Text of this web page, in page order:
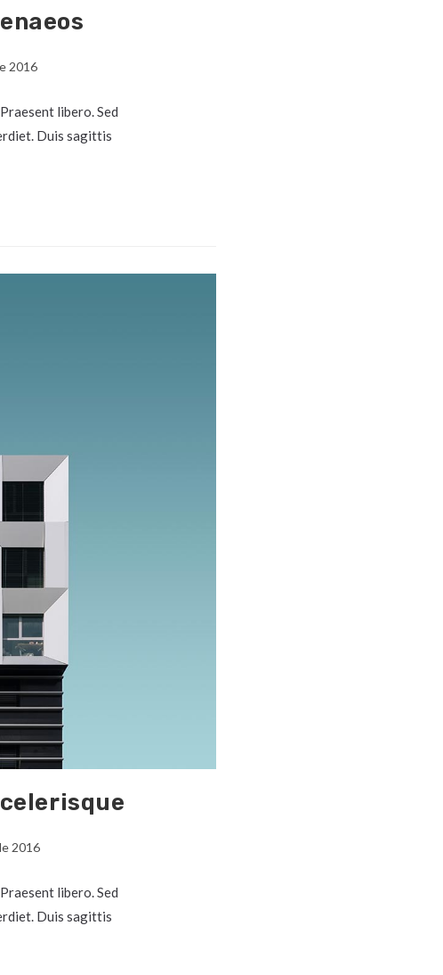
2016
libero. Sed
Duis sagittis
2016
libero. Sed
Duis sagittis